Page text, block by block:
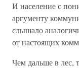
И население с
аргументу
слышало
от настоящих
Чем дальше в лес,